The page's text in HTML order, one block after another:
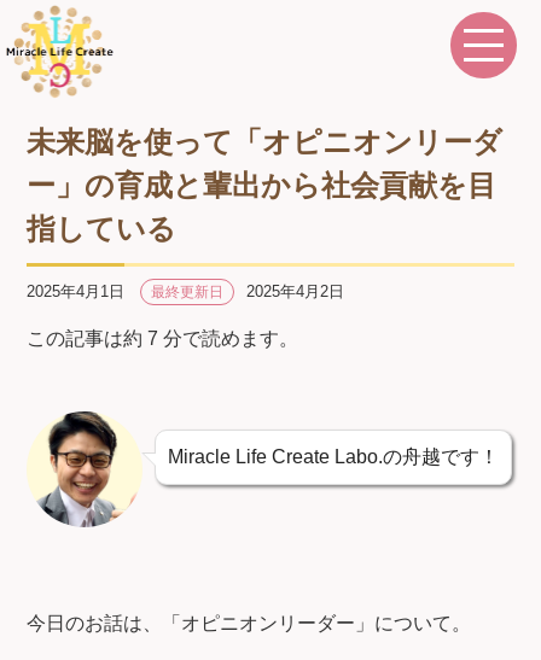
未来脳を使って「オピニオンリーダ
ー」の育成と輩出から社会貢献を目
指している
2025年4月1日 最終更新日 2025年4月2日
この記事は約 7 分で読めます。
Miracle Life Create Labo.の舟越です！
今日のお話は、「オピニオンリーダー」について。